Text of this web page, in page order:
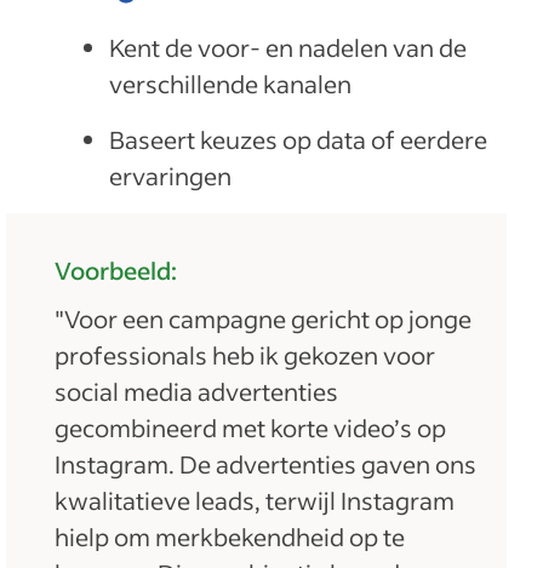
Kent de voor- en nadelen van de
verschillende kanalen
Baseert keuzes op data of eerdere
ervaringen
Voorbeeld:
"Voor een campagne gericht op jonge
professionals heb ik gekozen voor
social media advertenties
gecombineerd met korte video’s op
Instagram. De advertenties gaven ons
kwalitatieve leads, terwijl Instagram
hielp om merkbekendheid op te